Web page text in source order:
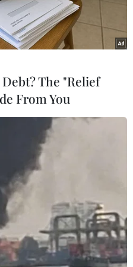
Reuters)
phát ngôn Bộ Ngoại
ngày 30/1 cho biết
thoại với Mỹ thay vì đối
đề liên quan đến cuộc
tình hình trên Bán
The "Relief
From You